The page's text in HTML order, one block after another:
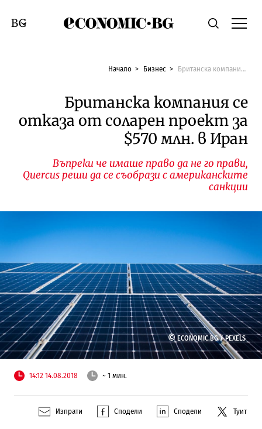
Economic.bgТърсене
Смяна на език
Начало Бизнес Британска компания се отказа от соларен проект за $570 млн. в Иран
Британска компания се
отказа от соларен проект за
$570 млн. в Иран
Въпреки че имаше право да не го прави,
Quercus реши да се съобрази с американските
санкции
©ECONOMIC.BG /PEXELS
14:12 14.08.2018 ~ 1 мин.
Изпрати Сподели Сподели Туит